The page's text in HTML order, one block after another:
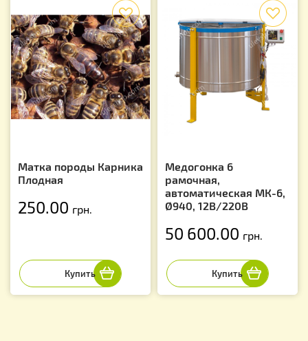
Матка породы Карника
Плодная
250.00 грн.
Медогонка 6
рамочная,
автоматическая МК-6,
Ø940, 12В/220В
50 600.00 грн.